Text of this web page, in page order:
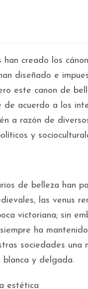
han creado los
diseñado e
este canon de
acuerdo a los
a razón de
y
de belleza han
las venus
victoriana; sin
ha
sociedades
blanca y delgada.